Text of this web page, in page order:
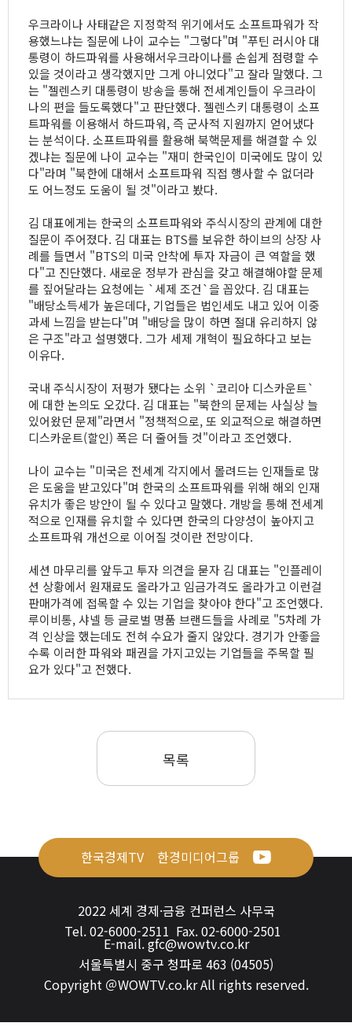
우크라이나 사태같은 지정학적 위기에서도 소프트파워가 작
용했느냐는 질문에 나이 교수는 "그렇다"며 "푸틴 러시아 대
통령이 하드파워를 사용해서우크라이나를 손쉽게 점령할 수
있을 것이라고 생각했지만 그게 아니었다"고 잘라 말했다. 그
는 "젤렌스키 대통령이 방송을 통해 전세계인들이 우크라이
나의 편을 들도록했다"고 판단했다. 젤렌스키 대통령이 소프
트파워를 이용해서 하드파워, 즉 군사적 지원까지 얻어냈다
는 분석이다. 소프트파워를 활용해 북핵문제를 해결할 수 있
겠냐는 질문에 나이 교수는 "재미 한국인이 미국에도 많이 있
다"라며 "북한에 대해서 소프트파워 직접 행사할 수 없더라
도 어느정도 도움이 될 것"이라고 봤다.
김 대표에게는 한국의 소프트파워와 주식시장의 관계에 대한
질문이 주어졌다. 김 대표는 BTS를 보유한 하이브의 상장 사
례를 들면서 "BTS의 미국 안착에 투자 자금이 큰 역할을 했
다"고 진단했다. 새로운 정부가 관심을 갖고 해결해야할 문제
를 짚어달라는 요청에는 `세제 조건`을 꼽았다. 김 대표는
"배당소득세가 높은데다, 기업들은 법인세도 내고 있어 이중
과세 느낌을 받는다"며 "배당을 많이 하면 절대 유리하지 않
은 구조"라고 설명했다. 그가 세제 개혁이 필요하다고 보는
이유다.
국내 주식시장이 저평가 됐다는 소위 `코리아 디스카운트`
에 대한 논의도 오갔다. 김 대표는 "북한의 문제는 사실상 늘
있어왔던 문제"라면서 "정책적으로, 또 외교적으로 해결하면
디스카운트(할인) 폭은 더 줄어들 것"이라고 조언했다.
나이 교수는 "미국은 전세계 각지에서 몰려드는 인재들로 많
은 도움을 받고있다"며 한국의 소프트파워를 위해 해외 인재
유치가 좋은 방안이 될 수 있다고 말했다. 개방을 통해 전세계
적으로 인재를 유치할 수 있다면 한국의 다양성이 높아지고
소프트파워 개선으로 이어질 것이란 전망이다.
세션 마무리를 앞두고 투자 의견을 묻자 김 대표는 "인플레이
션 상황에서 원재료도 올라가고 임금가격도 올라가고 이런걸
판매가격에 접목할 수 있는 기업을 찾아야 한다"고 조언했다.
루이비통, 샤넬 등 글로벌 명품 브랜드들을 사례로 "5차례 가
격 인상을 했는데도 전혀 수요가 줄지 않았다. 경기가 안좋을
수록 이러한 파워와 패권을 가지고있는 기업들을 주목할 필
목록
한국경제TV 한경미디어그룹
2022 세계 경제·금융 컨퍼런스 사무국
Tel. 02-6000-2511 Fax. 02-6000-2501
E-mail.gfc@wowtv.co.kr
서울특별시 중구 청파로 463 (04505)
Copyright ＠WOWTV.co.kr All rights reserved.